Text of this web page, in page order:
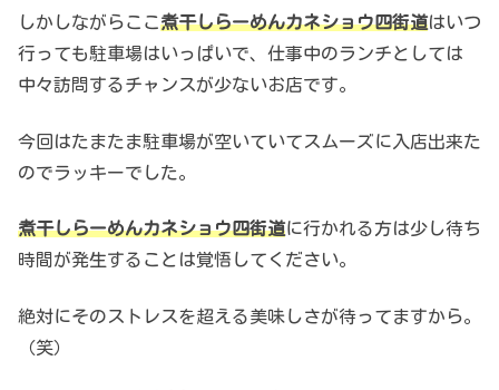
しかしながらここ煮干しらーめんカネショウ四街道はいつ
行っても駐車場はいっぱいで、仕事中のランチとしては
中々訪問するチャンスが少ないお店です。
今回はたまたま駐車場が空いていてスムーズに入店出来た
のでラッキーでした。
煮干しらーめんカネショウ四街道に行かれる方は少し待ち
時間が発生することは覚悟してください。
絶対にそのストレスを超える美味しさが待ってますから。
（笑）